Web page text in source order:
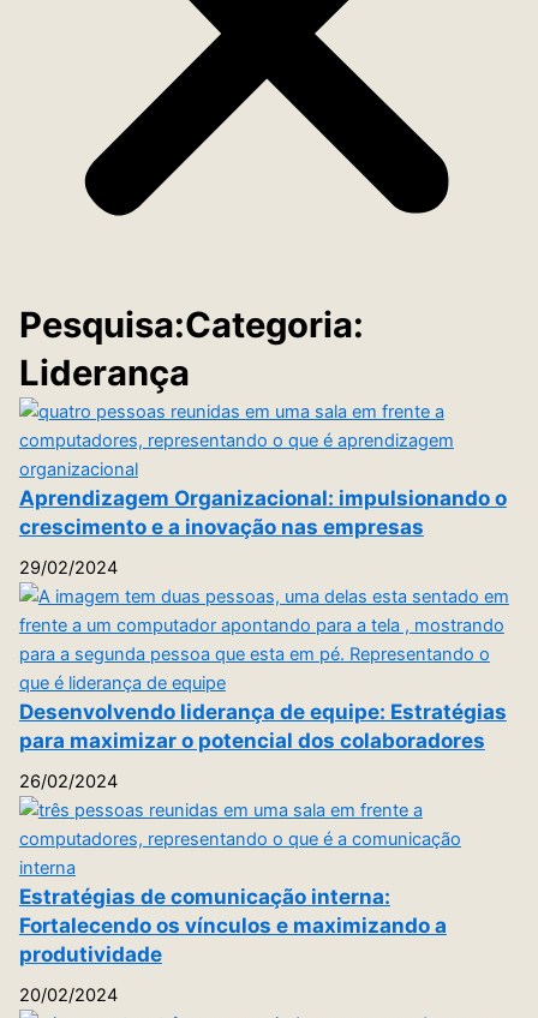
Pesquisa:Categoria:
Liderança
Aprendizagem Organizacional: impulsionando o
crescimento e a inovação nas empresas
29/02/2024
Desenvolvendo liderança de equipe: Estratégias
para maximizar o potencial dos colaboradores
26/02/2024
Estratégias de comunicação interna:
Fortalecendo os vínculos e maximizando a
produtividade
20/02/2024